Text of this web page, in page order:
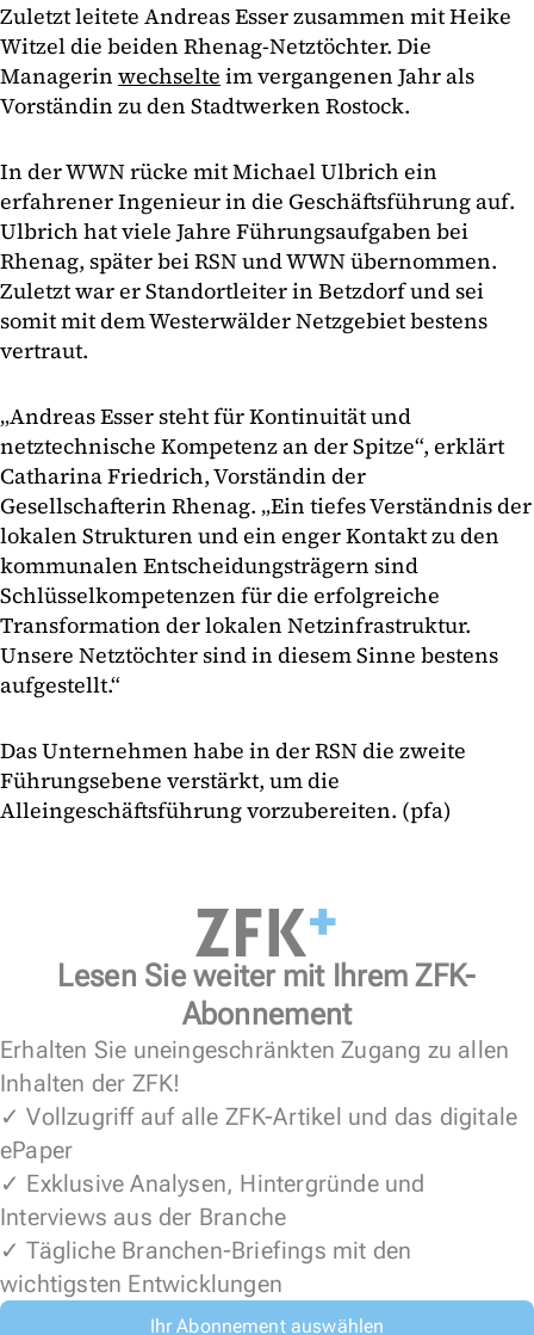
Zuletzt leitete Andreas Esser zusammen mit Heike
Witzel die beiden Rhenag-Netztöchter. Die
Managerin wechselte im vergangenen Jahr als
Vorständin zu den Stadtwerken Rostock.
In der WWN rücke mit Michael Ulbrich ein
erfahrener Ingenieur in die Geschäftsführung auf.
Ulbrich hat viele Jahre Führungsaufgaben bei
Rhenag, später bei RSN und WWN übernommen.
Zuletzt war er Standortleiter in Betzdorf und sei
somit mit dem Westerwälder Netzgebiet bestens
vertraut.
„Andreas Esser steht für Kontinuität und
netztechnische Kompetenz an der Spitze“, erklärt
Catharina Friedrich, Vorständin der
Gesellschafterin Rhenag. „Ein tiefes Verständnis der
lokalen Strukturen und ein enger Kontakt zu den
kommunalen Entscheidungsträgern sind
Schlüsselkompetenzen für die erfolgreiche
Transformation der lokalen Netzinfrastruktur.
Unsere Netztöchter sind in diesem Sinne bestens
aufgestellt.“
Das Unternehmen habe in der RSN die zweite
Führungsebene verstärkt, um die
Alleingeschäftsführung vorzubereiten. (pfa)
Lesen Sie weiter mit Ihrem ZFK-
Abonnement
Erhalten Sie uneingeschränkten Zugang zu allen
Inhalten der ZFK!
✓ Vollzugriff auf alle ZFK-Artikel und das digitale
ePaper
✓ Exklusive Analysen, Hintergründe und
Interviews aus der Branche
✓ Tägliche Branchen-Briefings mit den
wichtigsten Entwicklungen
Ihr Abonnement auswählen